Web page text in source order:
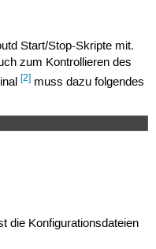
maximal 2 Stunden pro
Start/Stop-Skripte mit.
zum Kontrollieren des
[2]muss dazu folgendes
die Konfigurationsdateien